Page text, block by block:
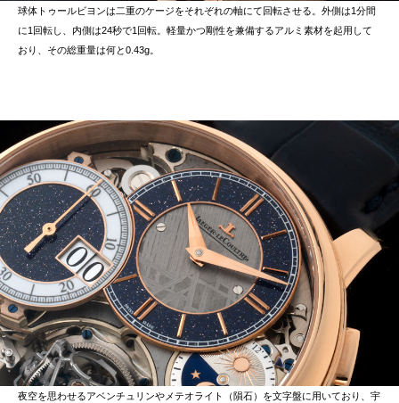
球体トゥールビヨンは二重のケージをそれぞれの軸にて回転させる。外側は1分間
に1回転し、内側は24秒で1回転。軽量かつ剛性を兼備するアルミ素材を起用して
おり、その総重量は何と0.43g。
夜空を思わせるアベンチュリンやメテオライト（隕石）を文字盤に用いており、宇